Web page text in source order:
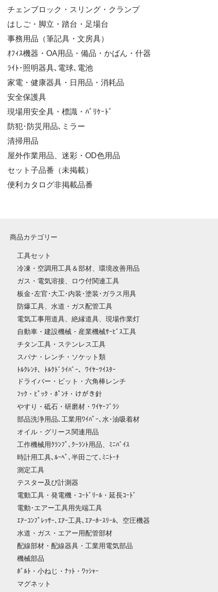
チェンブロック・スリング・クランプ
はしご・脚立・踏台・足場台
事務用品（筆記具・文房具）
ｵﾌｨｽ機器・OA用品・備品・かばん・什器
ﾗｲﾄ･照明器具､電球､電池
家電・健康器具・日用品・消耗品
安全保護具
現場用安全具・標識・ﾊﾞﾘｹｰﾄﾞ
防犯･防災用品､ミラー
清掃用品
屋外作業用品、迷彩・OD色用品
セット子品番（未掲載）
便利カタログ非掲載品番
商品カテゴリー
工具セット
冷凍・空調用工具＆部材、環境改善用品
ガス・電気溶接、ロウ付関連工具
板金･左官･大工･内装･塗装･ガラス用具
防爆工具、水道・ガス配管工具
電気工事用道具、絶縁道具、現場作業灯
自動車・建設機械・産業機械ｻｰﾋﾞｽ工具
チタン工具・ステンレス工具
スパナ・レンチ・ソケット類
ﾄﾙｸﾚﾝﾁ、ﾄﾙｸﾄﾞﾗｲﾊﾞｰ、ﾜｲﾔｰﾂｲｽﾀｰ
ドライバー・ビット・六角棒レンチ
ﾌｯｸ・ﾋﾟｯｸ・ﾎﾟﾝﾁ・けがき針
やすり・砥石・研磨材・ﾜｲﾔｰﾌﾞﾗｼ
部品洗浄用品､工業用ﾜｲﾊﾟｰ､水･油吸着材
オイル・グリース関連用品
工作機械用ｸﾗﾝﾌﾟ､ｸｰﾗﾝﾄ用品、ﾐﾆﾊﾞｲｽ
時計用工具､ﾙｰﾍﾟ､半田ごて､ﾐﾆﾄｰﾁ
測定工具
テスター及び計測器
電動工具・発電機・ｺｰﾄﾞﾘｰﾙ・延長ｺｰﾄﾞ
電動･エアー工具用先端工具
ｴｱｰｺﾝﾌﾟﾚｯｻｰ､ｴｱｰ工具､ｴｱｰﾎｰｽﾘｰﾙ、空圧機器
水道・ガス・エアー用配管部材
配線部材・配線器具・工業用電気部品
機械部品
ﾎﾞﾙﾄ・小ねじ・ﾅｯﾄ・ﾜｯｼｬｰ
マグネット